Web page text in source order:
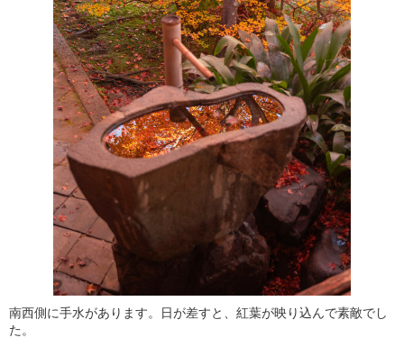
南西側に手水があります。日が差すと、紅葉が映り込んで素敵でし
た。